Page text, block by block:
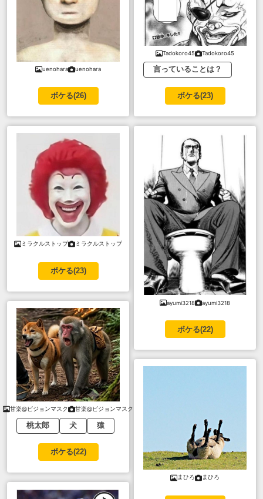
uenohara uenohara
ボケる(26)
ミラクルストップ ミラクルストップ
ボケる(23)
甘楽@ピジョンマスク 甘楽@ピジョンマスク
桃太郎 犬 猿
ボケる(22)
Tadokoro45 Tadokoro45
言っていることは？
ボケる(23)
ayumi3218 ayumi3218
ボケる(22)
まひろ まひろ